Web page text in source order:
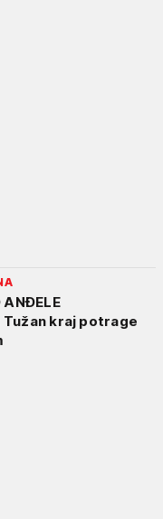
ANĐELE
Tužan kraj potrage